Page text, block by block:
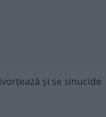
și se sinucide